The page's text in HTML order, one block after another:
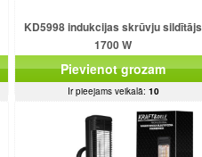
KD5998 indukcijas skrūvju sildītājs
1700 W
Pievienot grozam
Ir pieejams veikalā: 10